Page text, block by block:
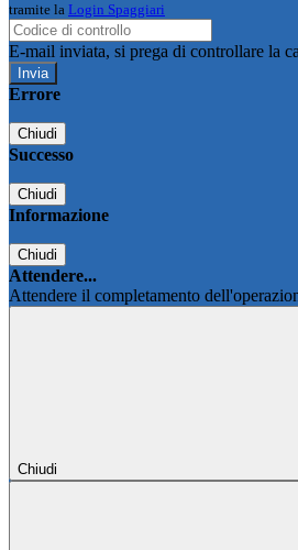
tramite la Login Spaggiari
E-mail inviata, si prega di controllare la
Errore
Chiudi
Successo
Chiudi
Informazione
Chiudi
Attendere...
Attendere il completamento
Chiudi